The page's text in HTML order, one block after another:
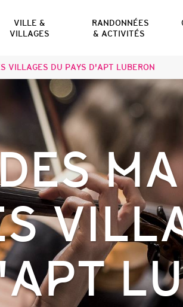
VILLE &
VILLAGES
RANDONNÉES
& ACTIVITÉS
VILLAGES DU PAYS D'APT LUBERON